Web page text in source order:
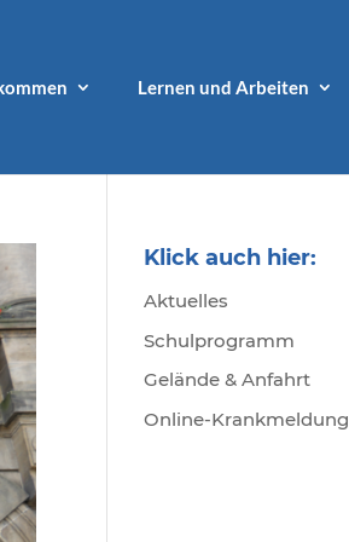
Lernen und Arbeiten
Klick auch hier:
Aktuelles
Schulprogramm
Gelände & Anfahrt
Online-Krankmeldung